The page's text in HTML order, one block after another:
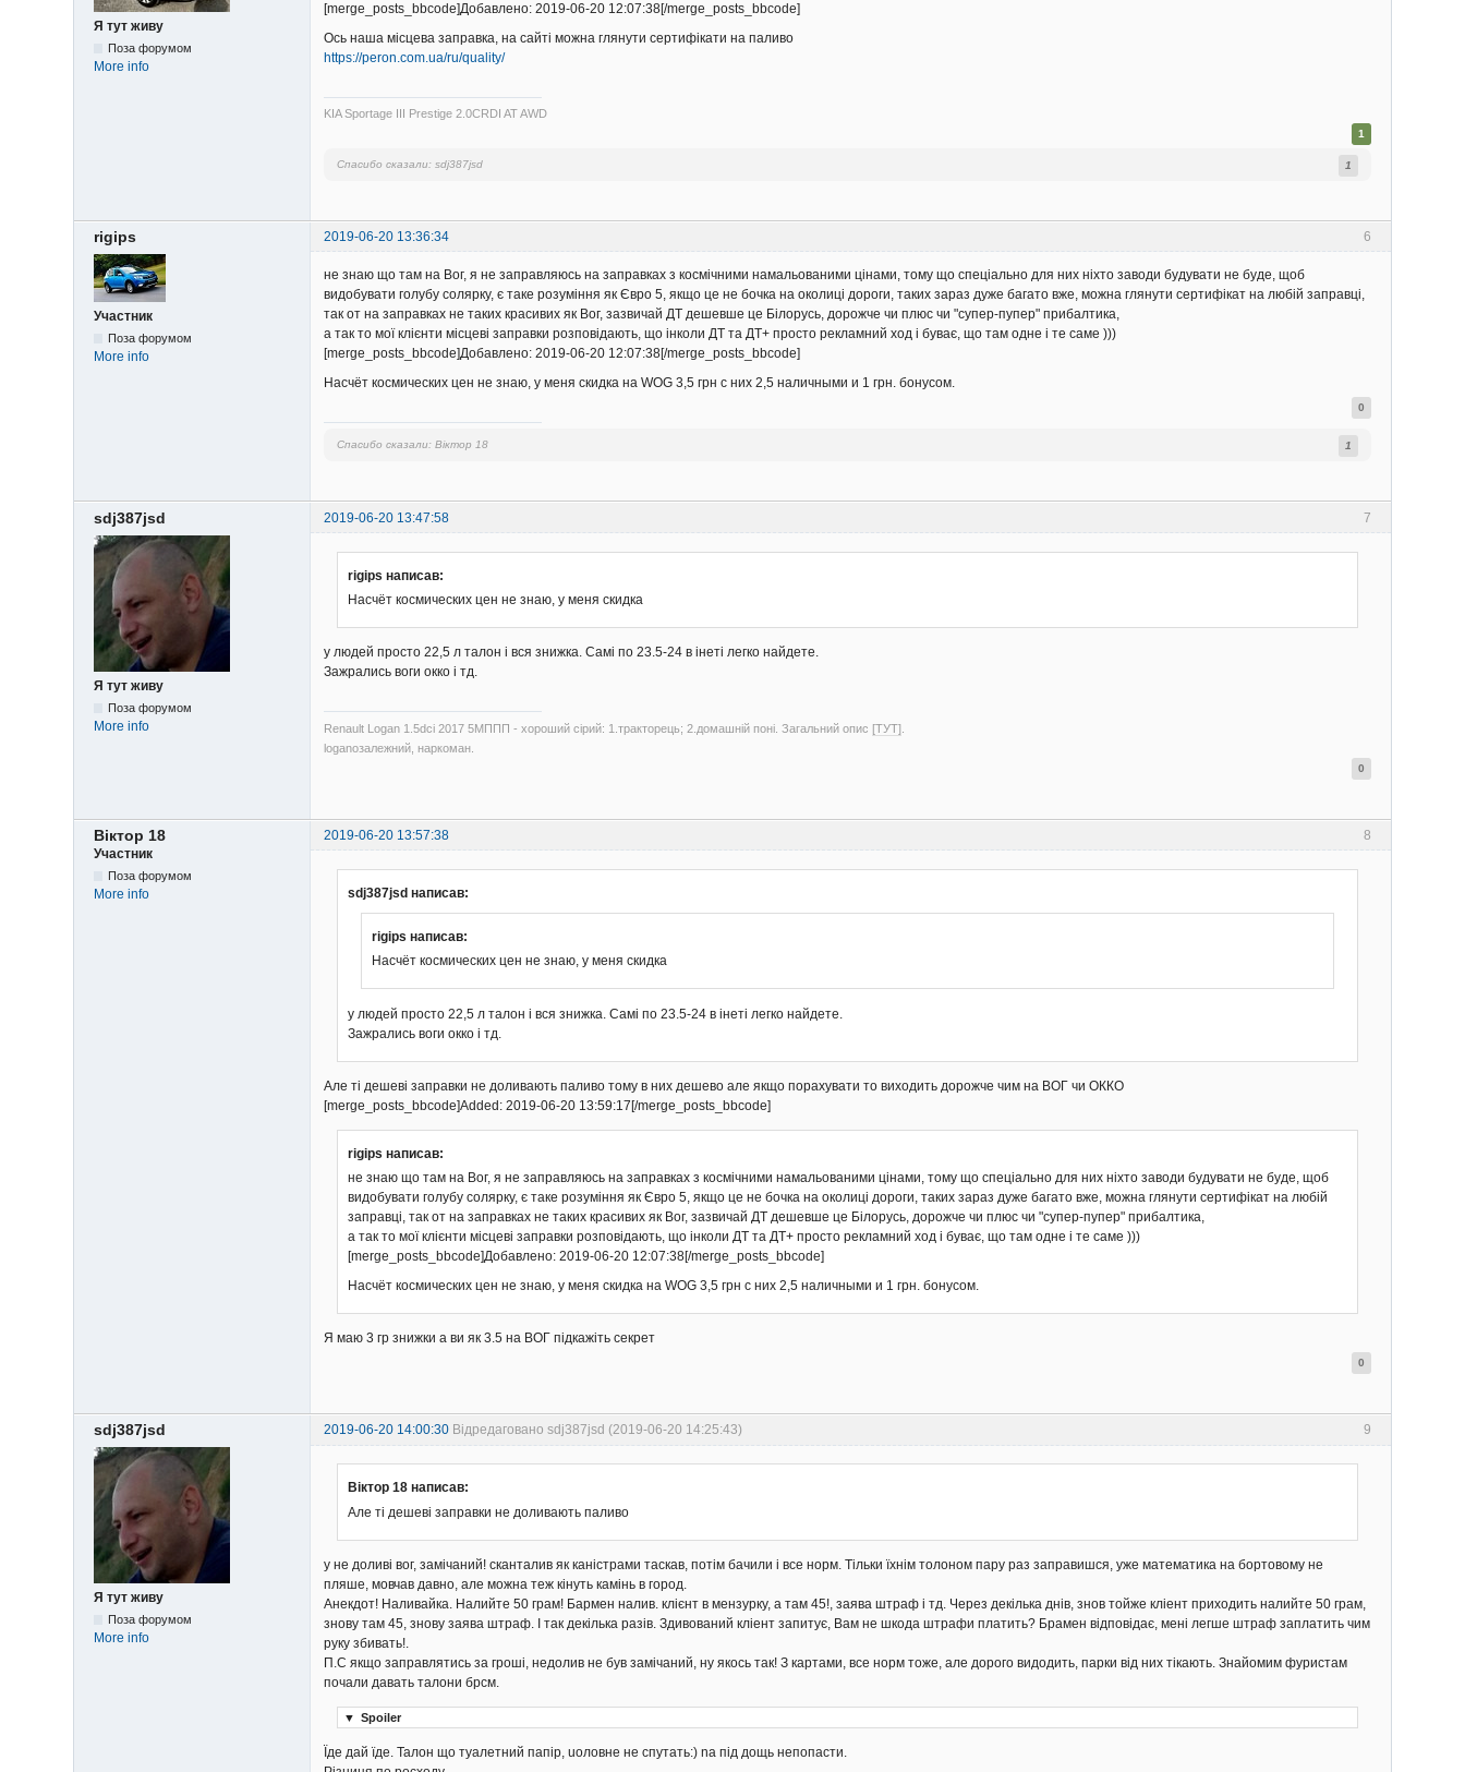
Я тут живу
Поза форумом
More info
[merge_posts_bbcode]Добавлено: 2019-06-20 12:07:38[/merge_posts_bbcode]
Ось наша місцева заправка, на сайті можна глянути сертифікати на паливо
https://peron.com.ua/ru/quality/
KIA Sportage III Prestige 2.0CRDI AT AWD
1
Спасибо сказали: sdj387jsd 1
6
rigips 2019-06-20 13:36:34
Участник
Поза форумом
More info
не знаю що там на Вог, я не заправляюсь на заправках з космічними намальованими цінами, тому що спеціально для них ніхто заводи будувати не буде, щоб
видобувати голубу солярку, є таке розуміння як Євро 5, якщо це не бочка на околиці дороги, таких зараз дуже багато вже, можна глянути сертифікат на любій заправці,
так от на заправках не таких красивих як Вог, зазвичай ДТ дешевше це Білорусь, дорожче чи плюс чи "супер-пупер" прибалтика,
а так то мої клієнти місцеві заправки розповідають, що інколи ДТ та ДТ+ просто рекламний ход і буває, що там одне і те саме )))
[merge_posts_bbcode]Добавлено: 2019-06-20 12:07:38[/merge_posts_bbcode]
Насчёт космических цен не знаю, у меня скидка на WOG 3,5 грн с них 2,5 наличными и 1 грн. бонусом.
0
Спасибо сказали:Віктор 18 1
7
sdj387jsd 2019-06-20 13:47:58
Я тут живу
Поза форумом
More info
rigips написав:
Насчёт космических цен не знаю, у меня скидка
у людей просто 22,5 л талон і вся знижка. Самі по 23.5-24 в інеті легко найдете.
Зажрались воги окко і тд.
Renault Logan 1.5dci 2017 5МППП - хороший сірий: 1.тракторець; 2.домашній поні. Загальний опис [ТУТ]
loganозалежний, наркоман.
0
8
Віктор 18
2019-06-20 13:57:38
Участник
Поза форумом
More info sdj387jsd написав:
rigips написав:
Насчёт космических цен не знаю, у меня скидка
у людей просто 22,5 л талон і вся знижка. Самі по 23.5-24 в інеті легко найдете.
Зажрались воги окко і тд.
Але ті дешеві заправки не доливають паливо тому в них дешево але якщо порахувати то виходить дорожче чим на ВОГ чи ОККО
[merge_posts_bbcode]Added: 2019-06-20 13:59:17[/merge_posts_bbcode]
rigips написав:
не знаю що там на Вог, я не заправляюсь на заправках з космічними намальованими цінами, тому що спеціально для них ніхто заводи будувати не буде, щоб
видобувати голубу солярку, є таке розуміння як Євро 5, якщо це не бочка на околиці дороги, таких зараз дуже багато вже, можна глянути сертифікат на любій
заправці, так от на заправках не таких красивих як Вог, зазвичай ДТ дешевше це Білорусь, дорожче чи плюс чи "супер-пупер" прибалтика,
а так то мої клієнти місцеві заправки розповідають, що інколи ДТ та ДТ+ просто рекламний ход і буває, що там одне і те саме )))
[merge_posts_bbcode]Добавлено: 2019-06-20 12:07:38[/merge_posts_bbcode]
Насчёт космических цен не знаю, у меня скидка на WOG 3,5 грн с них 2,5 наличными и 1 грн. бонусом.
Я маю 3 гр знижки а ви як 3.5 на ВОГ підкажіть секрет
0
9
sdj387jsd 2019-06-20 14:00:30 Відредаговано sdj387jsd (2019-06-20 14:25:43)
Я тут живу
Поза форумом
More info
Віктор 18 написав:
Але ті дешеві заправки не доливають паливо
у не доливі вог, замічаний! сканталив як каністрами таскав, потім бачили і все норм. Тільки їхнім толоном пару раз заправишся, уже математика на бортовому не
пляше, мовчав давно, але можна теж кінуть камінь в город.
Анекдот! Наливайка. Налийте 50 грам! Бармен налив. клієнт в мензурку, а там 45!, заява штраф і тд. Через декілька днів, знов тойже кліент приходить налийте 50 грам,
знову там 45, знову заява штраф. І так декілька разів. Здивований кліент запитує, Вам не шкода штрафи платить? Брамен відповідає, мені легше штраф заплатить чим
руку збивать!.
П.С якщо заправлятись за гроші, недолив не був замічаний, ну якось так! З картами, все норм тоже, але дорого видодить, парки від них тікають. Знайомим фуристам
почали давать талони брсм.
▼ Spoiler
Їде дай їде. Талон що туалетний папір, uоловне не спутать:) nа під дощь непопасти.